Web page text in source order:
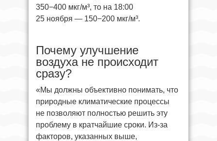
350−400 мкг/м³, то на 18:00
25 ноября — 150−200 мкг/м³.
Почему улучшение
воздуха не происходит
сразу?
«Мы должны объективно понимать, что
природные климатические процессы
не позволяют полностью решить эту
проблему в кратчайшие сроки. Из-за
факторов, указанных выше,